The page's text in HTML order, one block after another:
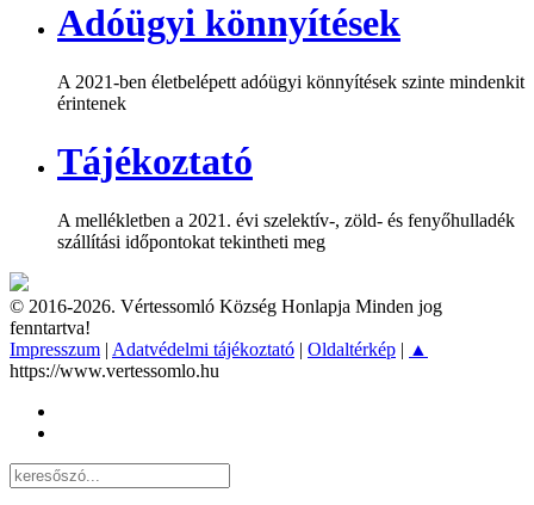
Adóügyi könnyítések
A 2021-ben életbelépett adóügyi könnyítések szinte mindenkit
érintenek
Tájékoztató
A mellékletben a 2021. évi szelektív-, zöld- és fenyőhulladék
szállítási időpontokat tekintheti meg
© 2016-2026. Vértessomló Község Honlapja Minden jog
fenntartva!
Impresszum | Adatvédelmi tájékoztató | Oldaltérkép | ▲
https://www.vertessomlo.hu